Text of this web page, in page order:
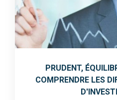
PRUDENT,
COMPRENDRE LES